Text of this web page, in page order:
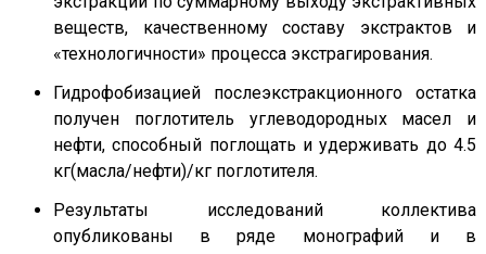
веществ, качественному составу экстрактов и
«технологичности» процесса экстрагирования.
Гидрофобизацией послеэкстракционного остатка
получен поглотитель углеводородных масел и
нефти, способный поглощать и удерживать до 4.5
кг(масла/нефти)/кг поглотителя.
Результаты исследований коллектива
опубликованы в ряде монографий и в